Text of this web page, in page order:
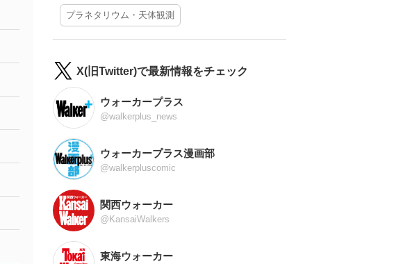
プラネタリウム・天体観測
X(旧Twitter)で最新情報をチェック
ウォーカープラス
@walkerplus_news
ウォーカープラス漫画部
@walkerpluscomic
関西ウォーカー
@KansaiWalkers
東海ウォーカー